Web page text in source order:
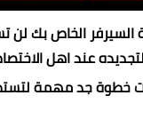
السيرفر الخاص بك
لتجديده عند اهل
خطوة جد مهمة